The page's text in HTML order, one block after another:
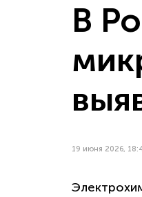
В
19 июня 2026,